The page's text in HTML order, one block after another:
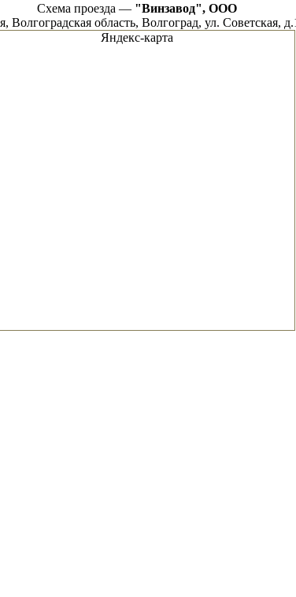
Схема проезда — "Винзавод", ООО
Волгоградская область, Волгоград, ул. Советская,
Яндекс-карта